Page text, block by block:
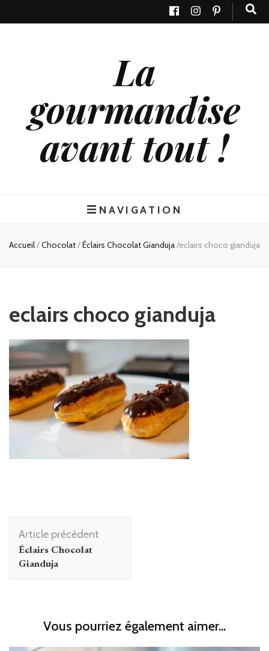
La
gourmandise
avant tout !
NAVIGATION
Accueil/Chocolat/Éclairs Chocolat Gianduja/eclairs choco gianduja
eclairs choco gianduja
Navigation
d'article
Article précédent
Éclairs Chocolat
Gianduja
Vous pourriez également aimer...